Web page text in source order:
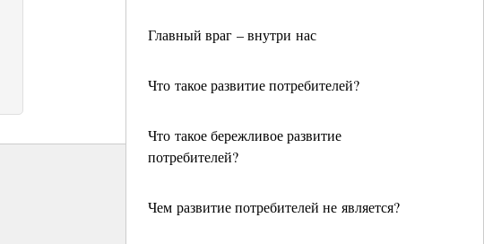
Главный враг – внутри нас
Что такое развитие потребителей?
Что такое бережливое развитие
потребителей?
Чем развитие потребителей не является?